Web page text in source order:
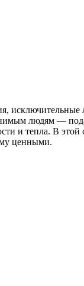
исключительные
людям —
и тепла. В этой
ценными.